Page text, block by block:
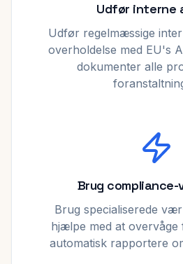
Udfør interne
Udfør regelmæssige
overholdelse med EU's
dokumenter alle
Brug
Brug specialiserede
hjælpe med at overvåge
automatisk rapportere